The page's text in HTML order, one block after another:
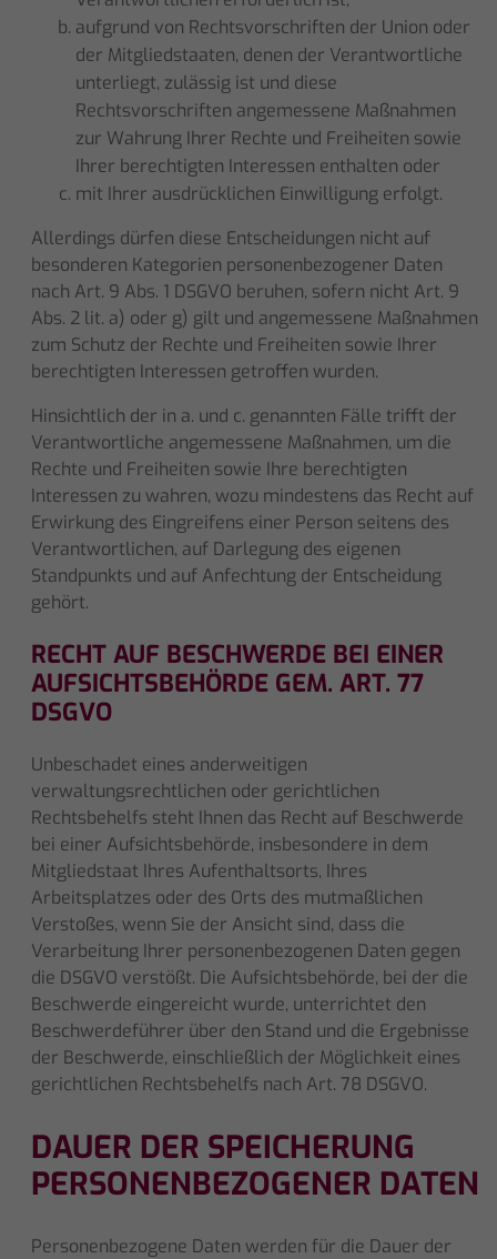
aufgrund von Rechtsvorschriften der Union oder
der Mitgliedstaaten, denen der Verantwortliche
unterliegt, zulässig ist und diese
Rechtsvorschriften angemessene Maßnahmen
zur Wahrung Ihrer Rechte und Freiheiten sowie
Ihrer berechtigten Interessen enthalten oder
mit Ihrer ausdrücklichen Einwilligung erfolgt.
Allerdings dürfen diese Entscheidungen nicht auf
besonderen Kategorien personenbezogener Daten
nach Art. 9 Abs. 1 DSGVO beruhen, sofern nicht Art. 9
Abs. 2 lit. a) oder g) gilt und angemessene Maßnahmen
zum Schutz der Rechte und Freiheiten sowie Ihrer
berechtigten Interessen getroffen wurden.
Hinsichtlich der in a. und c. genannten Fälle trifft der
Verantwortliche angemessene Maßnahmen, um die
Rechte und Freiheiten sowie Ihre berechtigten
Interessen zu wahren, wozu mindestens das Recht auf
Erwirkung des Eingreifens einer Person seitens des
Verantwortlichen, auf Darlegung des eigenen
Standpunkts und auf Anfechtung der Entscheidung
gehört.
RECHT AUF BESCHWERDE BEI EINER
AUFSICHTSBEHÖRDE GEM. ART. 77
DSGVO
Unbeschadet eines anderweitigen
verwaltungsrechtlichen oder gerichtlichen
Rechtsbehelfs steht Ihnen das Recht auf Beschwerde
bei einer Aufsichtsbehörde, insbesondere in dem
Mitgliedstaat Ihres Aufenthaltsorts, Ihres
Arbeitsplatzes oder des Orts des mutmaßlichen
Verstoßes, wenn Sie der Ansicht sind, dass die
Verarbeitung Ihrer personenbezogenen Daten gegen
die DSGVO verstößt. Die Aufsichtsbehörde, bei der die
Beschwerde eingereicht wurde, unterrichtet den
Beschwerdeführer über den Stand und die Ergebnisse
der Beschwerde, einschließlich der Möglichkeit eines
gerichtlichen Rechtsbehelfs nach Art. 78 DSGVO.
DAUER DER SPEICHERUNG
PERSONENBEZOGENER DATEN
Personenbezogene Daten werden für die Dauer der